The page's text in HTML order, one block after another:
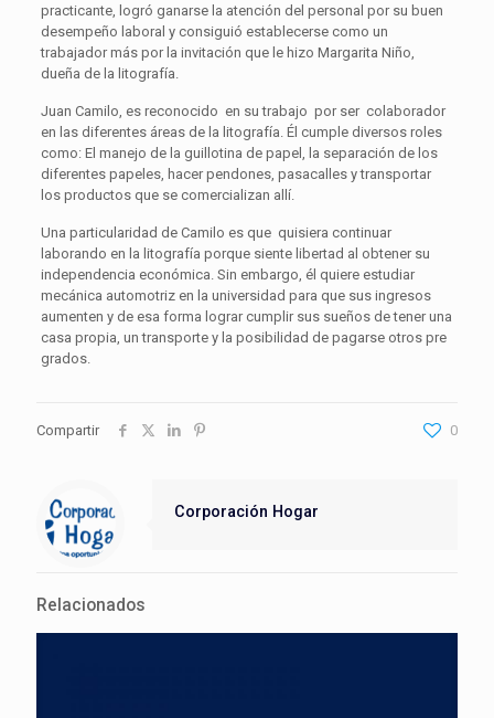
practicante, logró ganarse la atención del personal por su buen
desempeño laboral y consiguió establecerse como un
trabajador más por la invitación que le hizo Margarita Niño,
dueña de la litografía.
Juan Camilo, es reconocido en su trabajo por ser colaborador
en las diferentes áreas de la litografía. Él cumple diversos roles
como: El manejo de la guillotina de papel, la separación de los
diferentes papeles, hacer pendones, pasacalles y transportar
los productos que se comercializan allí.
Una particularidad de Camilo es que quisiera continuar
laborando en la litografía porque siente libertad al obtener su
independencia económica. Sin embargo, él quiere estudiar
mecánica automotriz en la universidad para que sus ingresos
aumenten y de esa forma lograr cumplir sus sueños de tener una
casa propia, un transporte y la posibilidad de pagarse otros pre
grados.
Compartir 0
Corporación Hogar
Relacionados